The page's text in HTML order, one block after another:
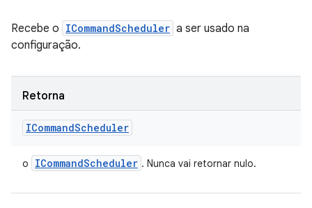
Recebe o ICommandScheduler a ser usado na
configuração.
Retorna
ICommandScheduler
o ICommandScheduler . Nunca vai retornar nulo.